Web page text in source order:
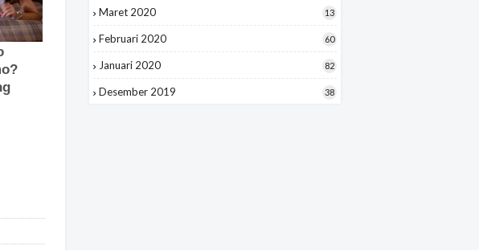
Maret 2020 13
Februari 2020 60
Januari 2020 82
Desember 2019 38